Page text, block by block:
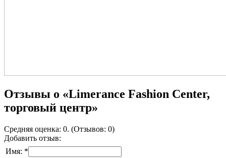
Отзывы о «Limerance Fashion Center,
торговый центр»
Средняя оценка: 0. (Отзывов: 0)
Добавить отзыв:
Имя: *